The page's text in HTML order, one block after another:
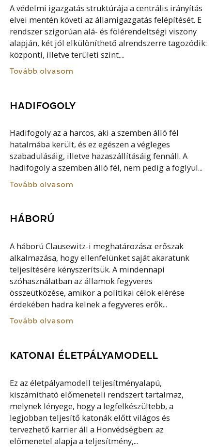
A védelmi igazgatás struktúrája a centrális irányítás
elvei mentén követi az államigazgatás felépítését. E
rendszer szigorúan alá- és fölérendeltségi viszony
alapján, két jól elkülöníthető alrendszerre tagozódik:
központi, illetve területi szint....
Tovább olvasom
HADIFOGOLY
Hadifogoly az a harcos, aki a szemben álló fél
hatalmába került, és ez egészen a végleges
szabadulásáig, illetve hazaszállításáig fennáll. A
hadifogoly a szemben álló fél, nem pedig a foglyul...
Tovább olvasom
HÁBORÚ
A háború Clausewitz-i meghatározása: erőszak
alkalmazása, hogy ellenfelünket saját akaratunk
teljesítésére kényszerítsük. A mindennapi
szóhasználatban az államok fegyveres
összeütközése, amikor a politikai célok elérése
érdekében hadra kelnek a fegyveres erők...
Tovább olvasom
KATONAI ÉLETPÁLYAMODELL
Ez az életpályamodell teljesítményalapú,
kiszámítható előmeneteli rendszert tartalmaz,
melynek lényege, hogy a legfelkészültebb, a
legjobban teljesítő katonák előtt világos és
tervezhető karrier áll a Honvédségben: az
előmenetel alapja a teljesítmény,...